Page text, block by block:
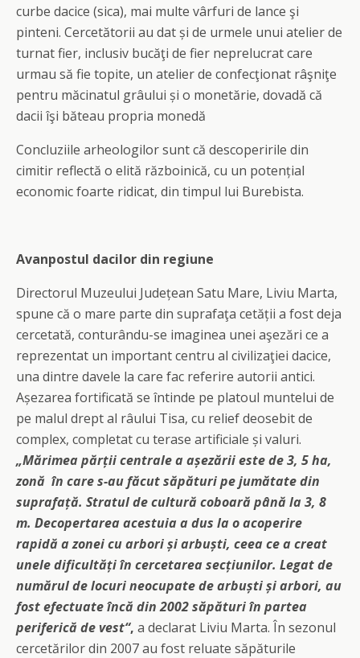
curbe dacice (sica), mai multe vârfuri de lance şi
pinteni. Cercetătorii au dat și de urmele unui atelier de
turnat fier, inclusiv bucăţi de fier neprelucrat care
urmau să fie topite, un atelier de confecţionat râşniţe
pentru măcinatul grâului și o monetărie, dovadă că
dacii îşi băteau propria monedă
Concluziile arheologilor sunt că descoperirile din
cimitir reflectă o elită războinică, cu un potențial
economic foarte ridicat, din timpul lui Burebista.
Avanpostul dacilor din regiune
Directorul Muzeului Județean Satu Mare, Liviu Marta,
spune că o mare parte din suprafaţa cetății a fost deja
cercetată, conturându-se imaginea unei aşezări ce a
reprezentat un important centru al civilizaţiei dacice,
una dintre davele la care fac referire autorii antici.
Așezarea fortificată se întinde pe platoul muntelui de
pe malul drept al râului Tisa, cu relief deosebit de
complex, completat cu terase artificiale și valuri.
„Mărimea părții centrale a așezării este de 3, 5 ha,
zonă în care s-au făcut săpături pe jumătate din
suprafață. Stratul de cultură coboară până la 3, 8
m. Decopertarea acestuia a dus la o acoperire
rapidă a zonei cu arbori și arbuști, ceea ce a creat
unele dificultăți în cercetarea secțiunilor. Legat de
numărul de locuri neocupate de arbuști și arbori, au
fost efectuate încă din 2002 săpături în partea
periferică de vest“, a declarat Liviu Marta. În sezonul
cercetărilor din 2007 au fost reluate săpăturile